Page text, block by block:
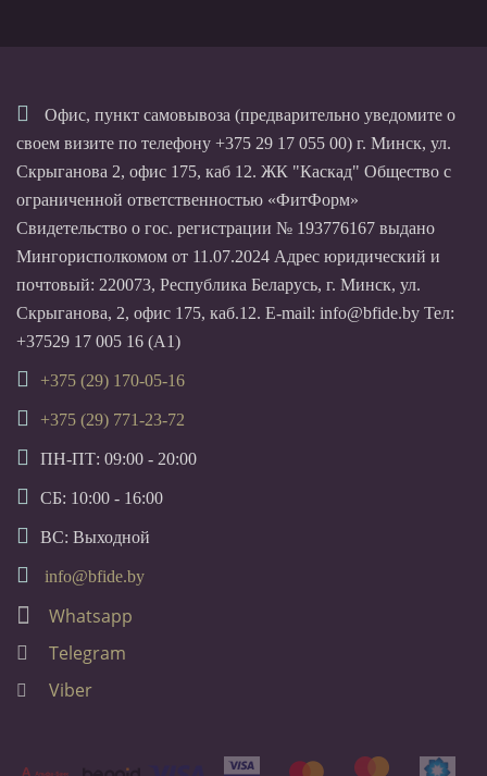
Офис, пункт самовывоза (предварительно уведомите о
своем визите по телефону +375 29 17 055 00) г. Минск, ул.
Скрыганова 2, офис 175, каб 12. ЖК "Каскад" Общество с
ограниченной ответственностью «ФитФорм»
Свидетельство о гос. регистрации № 193776167 выдано
Мингорисполкомом от 11.07.2024 Адрес юридический и
почтовый: 220073, Республика Беларусь, г. Минск, ул.
Скрыганова, 2, офис 175, каб.12. E-mail: info@bfide.by Тел:
+37529 17 005 16 (А1)
+375 (29) 170-05-16
+375 (29) 771-23-72
ПН-ПТ: 09:00 - 20:00
СБ: 10:00 - 16:00
ВС: Выходной
info@bfide.by
Whatsapp
Telegram
Viber